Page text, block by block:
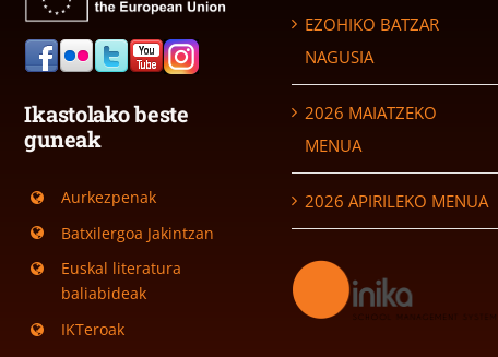
Ikastolako beste
guneak
Aurkezpenak
Batxilergoa Jakintzan
Euskal literatura
baliabideak
IKTeroak
EZOHIKO BATZAR
NAGUSIA
2026 MAIATZEKO
MENUA
2026 APIRILEKO MENUA